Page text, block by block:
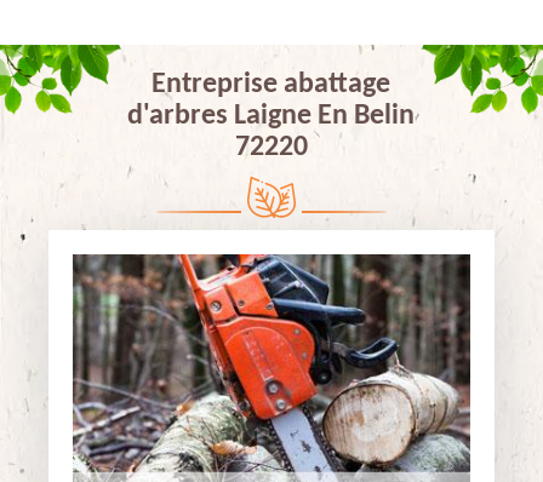
Entreprise abattage
d'arbres Laigne En Belin
72220